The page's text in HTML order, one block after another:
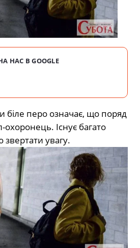
НАС В GOOGLE
біле перо означає, що поряд
охоронець. Існує багато
звертати увагу.